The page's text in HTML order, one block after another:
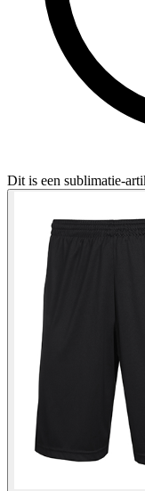
Dit is een sublimatie-